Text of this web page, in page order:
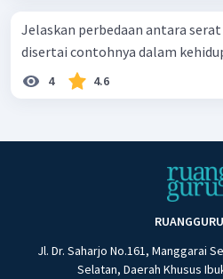
Jelaskan perbedaan antara
disertai contohnya dalam
4 4.6
Jl. Dr. Saharjo No.161, Manggarai
Selatan, Daerah Khusus